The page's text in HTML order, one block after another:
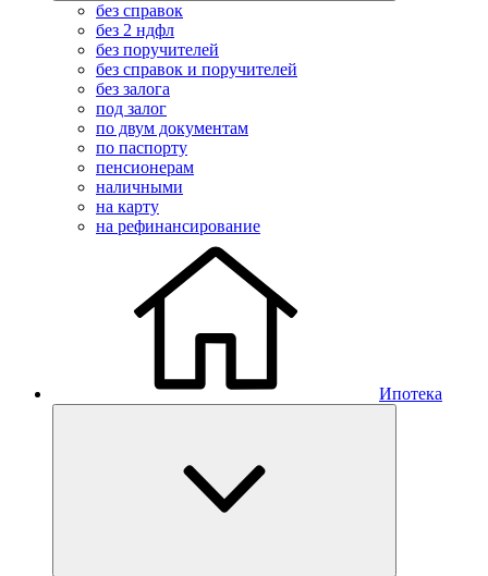
без справок
без 2 ндфл
без поручителей
без справок и поручителей
без залога
под залог
по двум документам
по паспорту
пенсионерам
наличными
на карту
на рефинансирование
Ипотека